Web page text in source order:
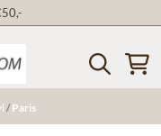
/Paris